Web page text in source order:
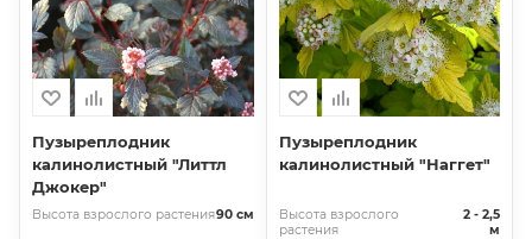
Пузыреплодник
калинолистный "Литтл
Джокер"
Высота взрослого растения90 см
Пузыреплодник
калинолистный "Наггет"
Высота взрослого
растения
2 - 2,5
м